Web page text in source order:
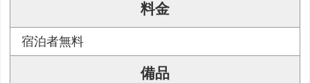
料金
宿泊者無料
備品